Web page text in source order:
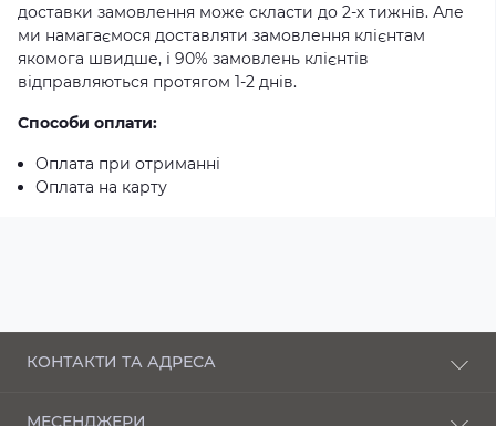
доставки замовлення може скласти до 2-х тижнів. Але
ми намагаємося доставляти замовлення клієнтам
якомога швидше, і 90% замовлень клієнтів
відправляються протягом 1-2 днів.
Способи оплати:
Оплата при отриманні
Оплата на карту
КОНТАКТИ ТА АДРЕСА
МЕСЕНДЖЕРИ